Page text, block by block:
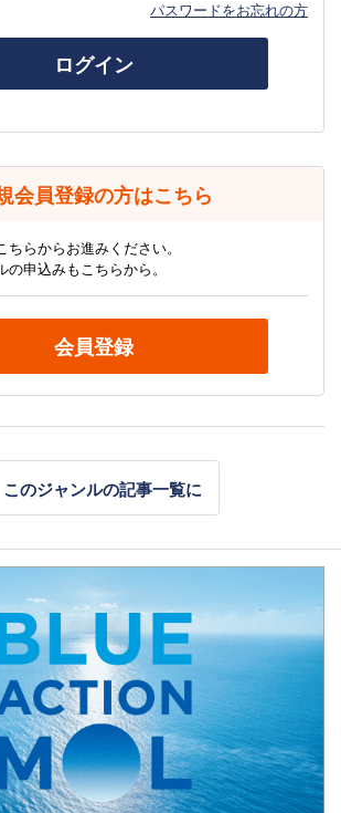
パスワードをお忘れの方
ログイン
会員登録の方はこちら
ちらからお進みください。
の申込みもこちらから。
会員登録
このジャンルの記事一覧に